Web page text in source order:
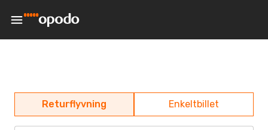
Returflyvning Enkeltbillet